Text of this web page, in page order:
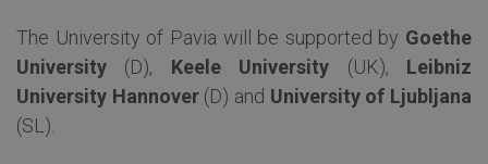
The University of Pavia will be supported by Goethe
University (D), Keele University (UK), Leibniz
University Hannover(D) and University of Ljubljana
(SL).